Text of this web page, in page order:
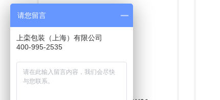
请您留言
上栾包装（上海）有限公司
400-995-2535